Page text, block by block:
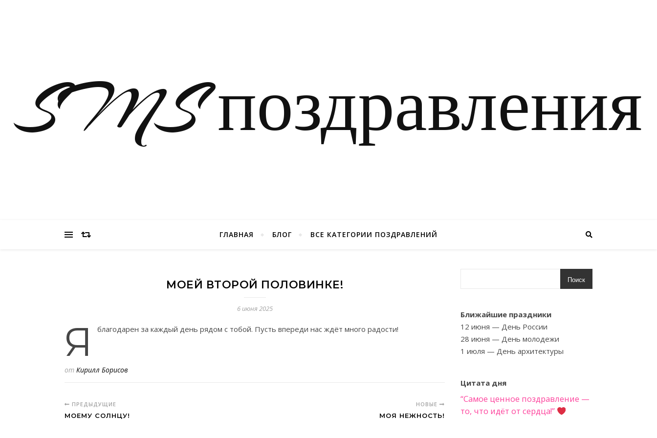
SMS поздравления
ГЛАВНАЯ БЛОГ ВСЕ КАТЕГОРИИ ПОЗДРАВЛЕНИЙ
МОЕЙ ВТОРОЙ ПОЛОВИНКЕ!
6 июня 2025
Я благодарен за каждый день рядом с тобой. Пусть впереди нас ждёт много радости!
от Кирилл Борисов
ПРЕДЫДУЩИЕ
МОЕМУ СОЛНЦУ!
НОВЫЕ
МОЯ НЕЖНОСТЬ!
Поиск
Ближайшие праздники
12 июня — День России
28 июня — День молодежи
1 июля — День архитектуры
Цитата дня
“Самое ценное поздравление —
то, что идёт от сердца!”